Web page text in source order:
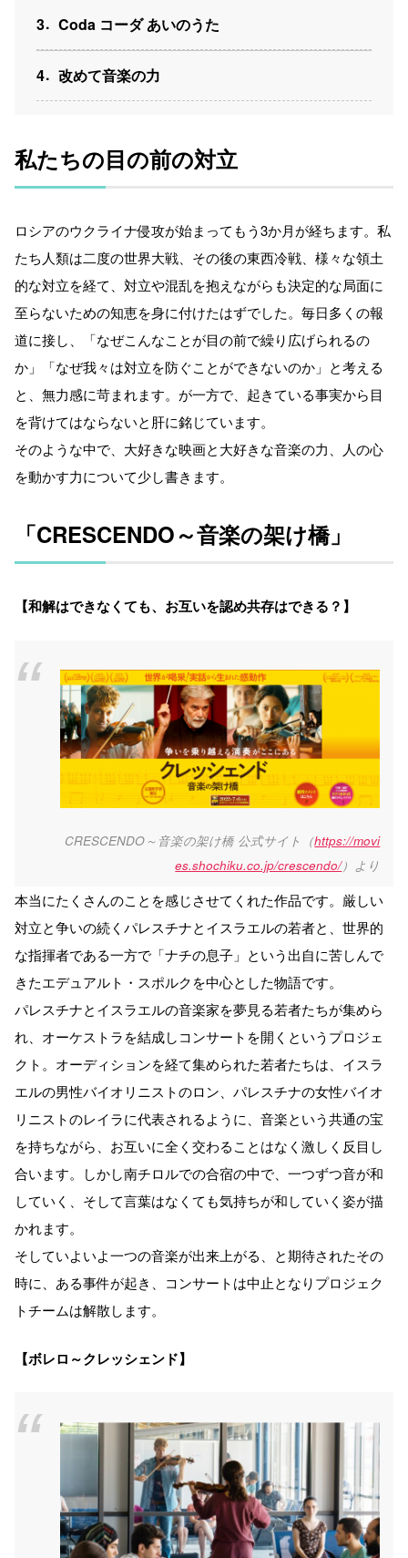
3 Coda コーダ あいのうた
4 改めて音楽の力
私たちの目の前の対立
ロシアのウクライナ侵攻が始まってもう3か月が経ちます。私
たち人類は二度の世界大戦、その後の東西冷戦、様々な領土
的な対立を経て、対立や混乱を抱えながらも決定的な局面に
至らないための知恵を身に付けたはずでした。毎日多くの報
道に接し、「なぜこんなことが目の前で繰り広げられるの
か」「なぜ我々は対立を防ぐことができないのか」と考える
と、無力感に苛まれます。が一方で、起きている事実から目
を背けてはならないと肝に銘じています。
そのような中で、大好きな映画と大好きな音楽の力、人の心
を動かす力について少し書きます。
「CRESCENDO～音楽の架け橋」
【和解はできなくても、お互いを認め共存はできる？】
CRESCENDO～音楽の架け橋 公式サイト（https://movi
es.shochiku.co.jp/crescendo/）より
本当にたくさんのことを感じさせてくれた作品です。厳しい
対立と争いの続くパレスチナとイスラエルの若者と、世界的
な指揮者である一方で「ナチの息子」という出自に苦しんで
きたエデュアルト・スポルクを中心とした物語です。
パレスチナとイスラエルの音楽家を夢見る若者たちが集めら
れ、オーケストラを結成しコンサートを開くというプロジェ
クト。オーディションを経て集められた若者たちは、イスラ
エルの男性バイオリニストのロン、パレスチナの女性バイオ
リニストのレイラに代表されるように、音楽という共通の宝
を持ちながら、お互いに全く交わることはなく激しく反目し
合います。しかし南チロルでの合宿の中で、一つずつ音が和
していく、そして言葉はなくても気持ちが和していく姿が描
かれます。
そしていよいよ一つの音楽が出来上がる、と期待されたその
時に、ある事件が起き、コンサートは中止となりプロジェク
トチームは解散します。
【ボレロ～クレッシェンド】